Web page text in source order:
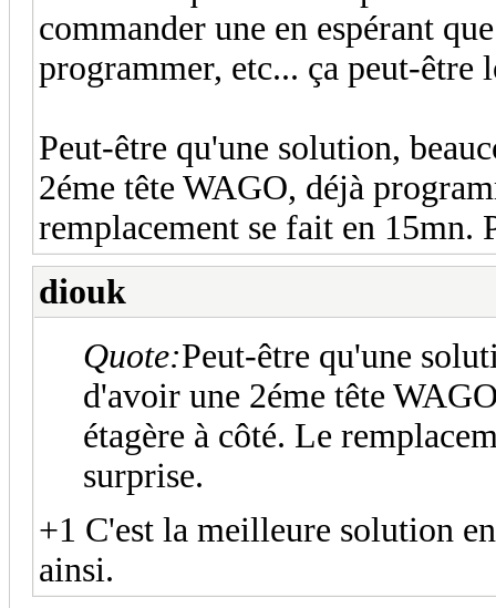
commander une en espérant
programmer, etc... ça peut-être
Peut-être qu'une solution,
2éme tête WAGO, déjà
remplacement se fait en 15mn.
diouk
Quote:Peut-être qu'une
d'avoir une 2éme tête
étagère à côté. Le
surprise.
+1 C'est la meilleure solution
ainsi.